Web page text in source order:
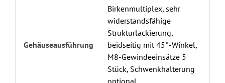
Gehäuseausführung
Birkenmultiplex, sehr
widerstandsfähige
Strukturlackierung,
beidseitig mit 45°-Winkel,
M8-Gewindeeinsätze 5
Stück, Schwenkhalterung